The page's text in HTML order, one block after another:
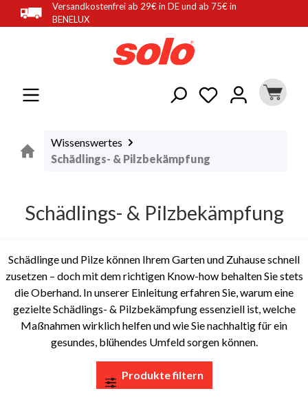
springen
Versandkostenfrei ab 29€ in DE und ab 75€ in
BENELUX
Wissenswertes
Schädlings- & Pilzbekämpfung
Schädlings- & Pilzbekämpfung
Schädlinge und Pilze können Ihrem Garten und Zuhause schnell
zusetzen – doch mit dem richtigen Know-how behalten Sie stets
die Oberhand. In unserer Einleitung erfahren Sie, warum eine
gezielte Schädlings- & Pilzbekämpfung essenziell ist, welche
Maßnahmen wirklich helfen und wie Sie nachhaltig für ein
gesundes, blühendes Umfeld sorgen können.
Produkte filtern